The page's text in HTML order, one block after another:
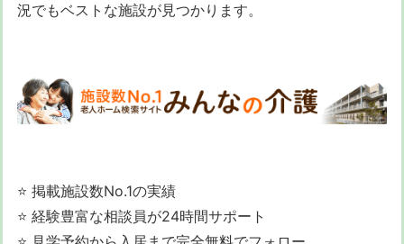
況でもベストな施設が見つかります。
⭐ 掲載施設数No.1の実績
⭐ 経験豊富な相談員が24時間サポート